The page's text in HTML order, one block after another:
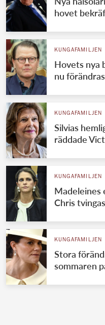
hovet
KUNGAFAMILJEN
Hovets nya
nu
KUNGAFAMILJEN
Silvias
räddade
KUNGAFAMILJEN
Madeleines
Chris
KUNGAFAMILJEN
Stora
sommaren